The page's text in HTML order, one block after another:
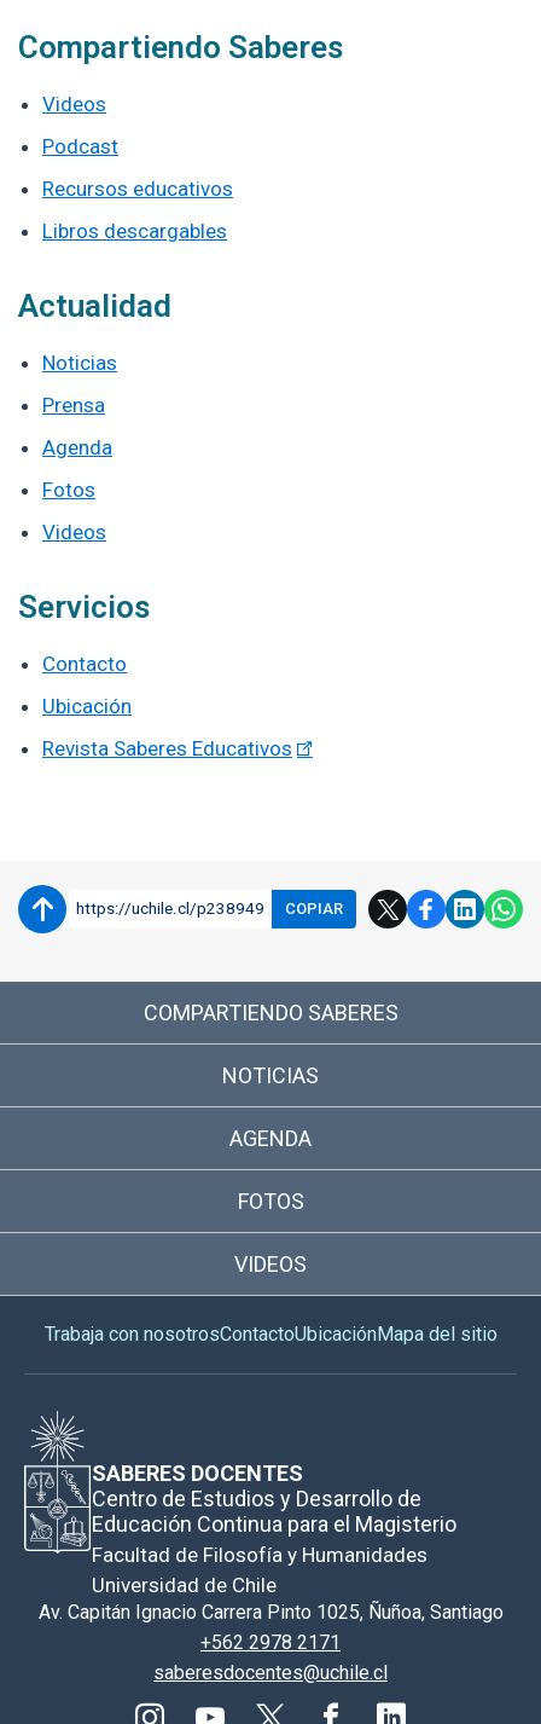
Compartiendo Saberes
Videos
Podcast
Recursos educativos
Libros descargables
Actualidad
Noticias
Prensa
Agenda
Fotos
Videos
Servicios
Contacto
Ubicación
Revista Saberes Educativos
https://uchile.cl/p238949 COPIAR
COMPARTIENDO SABERES
NOTICIAS
AGENDA
FOTOS
VIDEOS
Trabaja con nosotrosContactoUbicaciónMapa del sitio
SABERES DOCENTES
Centro de Estudios y Desarrollo de
Educación Continua para el Magisterio
Facultad de Filosofía y Humanidades
Universidad de Chile
Av. Capitán Ignacio Carrera Pinto 1025, Ñuñoa, Santiago
+562 2978 2171
saberesdocentes@uchile.cl